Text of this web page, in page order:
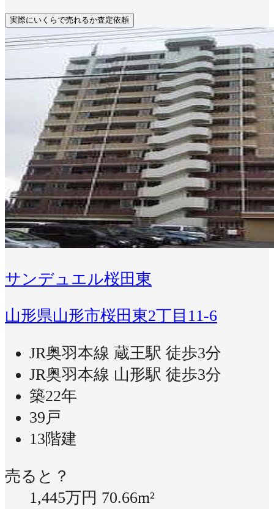
実際にいくらで売れるか査定依頼
サンデュエル桜田東
山形県山形市桜田東2丁目11-6
JR奥羽本線 蔵王駅 徒歩3分
JR奥羽本線 山形駅 徒歩3分
築22年
39戸
13階建
売ると？
1,445万円 70.66m²